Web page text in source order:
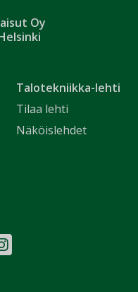
Oy
Talotekniikka-lehti
Tilaa lehti
Näköislehdet